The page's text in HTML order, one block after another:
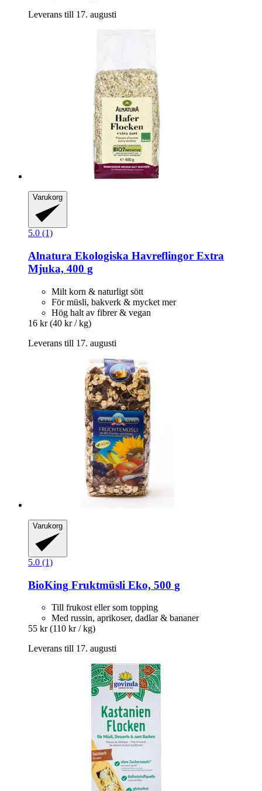
Leverans till 17. augusti
Varukorg
5.0 (1)
Alnatura Ekologiska Havreflingor Extra
Mjuka, 400 g
Milt korn & naturligt sött
För müsli, bakverk & mycket mer
Hög halt av fibrer & vegan
16 kr (40 kr / kg)
Leverans till 17. augusti
Varukorg
5.0 (1)
BioKing Fruktmüsli Eko, 500 g
Till frukost eller som topping
Med russin, aprikoser, dadlar & bananer
55 kr (110 kr / kg)
Leverans till 17. augusti